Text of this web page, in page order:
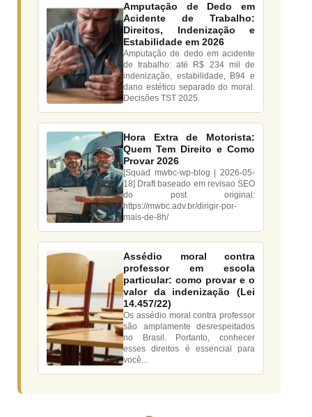
Amputação de Dedo em
Acidente de Trabalho:
Direitos, Indenização e
Estabilidade em 2026
Amputação de dedo em acidente
de trabalho: até R$ 234 mil de
indenização, estabilidade, B94 e
dano estético separado do moral.
Decisões TST 2025.
Hora Extra de Motorista:
Quem Tem Direito e Como
Provar 2026
[Squad mwbc-wp-blog | 2026-05-
18] Draft baseado em revisao SEO
do post original:
https://mwbc.adv.br/dirigir-por-
mais-de-8h/
Assédio moral contra
professor em escola
particular: como provar e o
valor da indenização (Lei
14.457/22)
Os assédio moral contra professor
são amplamente desrespeitados
no Brasil. Portanto, conhecer
esses direitos é essencial para
você...